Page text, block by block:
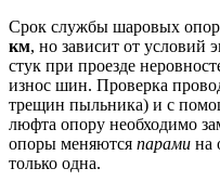
Срок службы шаровых опор
км, но зависит от условий
стук при проезде
износ шин. Проверка
трещин пыльника) и с
люфта опору необходимо
опоры меняются парами на
только одна.